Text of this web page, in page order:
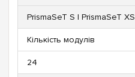
PrismaSeT S | PrismaSeT XS
Кількість модулів
24